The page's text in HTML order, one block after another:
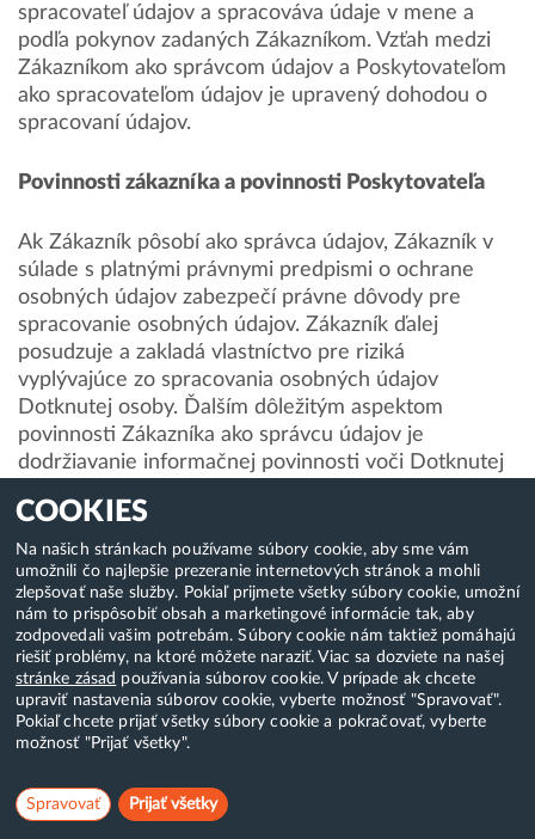
COOKIES
Na našich stránkach používame súbory cookie, aby sme vám
umožnili čo najlepšie prezeranie internetových stránok a mohli
zlepšovať naše služby. Pokiaľ prijmete všetky súbory cookie, umožní
nám to prispôsobiť obsah a marketingové informácie tak, aby
zodpovedali vašim potrebám. Súbory cookie nám taktiež pomáhajú
riešiť problémy, na ktoré môžete naraziť. Viac sa dozviete na našej
stránke zásad používania súborov cookie. V prípade ak chcete
upraviť nastavenia súborov cookie, vyberte možnosť "Spravovať".
Pokiaľ chcete prijať všetky súbory cookie a pokračovať, vyberte
možnosť "Prijať všetky".
Spravovať Prijať všetky
spracovateľ údajov a spracováva údaje v mene a
podľa pokynov zadaných Zákazníkom. Vzťah medzi
Zákazníkom ako správcom údajov a Poskytovateľom
ako spracovateľom údajov je upravený dohodou o
spracovaní údajov.
Povinnosti zákazníka a povinnosti Poskytovateľa
Ak Zákazník pôsobí ako správca údajov, Zákazník v
súlade s platnými právnymi predpismi o ochrane
osobných údajov zabezpečí právne dôvody pre
spracovanie osobných údajov. Zákazník ďalej
posudzuje a zakladá vlastníctvo pre riziká
vyplývajúce zo spracovania osobných údajov
Dotknutej osoby. Ďalším dôležitým aspektom
povinnosti Zákazníka ako správcu údajov je
dodržiavanie informačnej povinnosti voči Dotknutej
Poskytovateľ je prirodzenou súčasťou povinností
Zákazníka ako správcu údajov v tom zmysle, že
služby Poskytovateľa tvoria súčasť spracovania
osobných údajov, u ktorých musí Zákazník
zabezpečiť súlad s platnými právnymi predpismi o
ochrane osobných údajov. Ak teda Poskytovateľ
spracováva osobné údaje v mene svojich Zákazníkov,
musí tak činiť v súlade s právnymi predpismi o
spracovateľov údajov.